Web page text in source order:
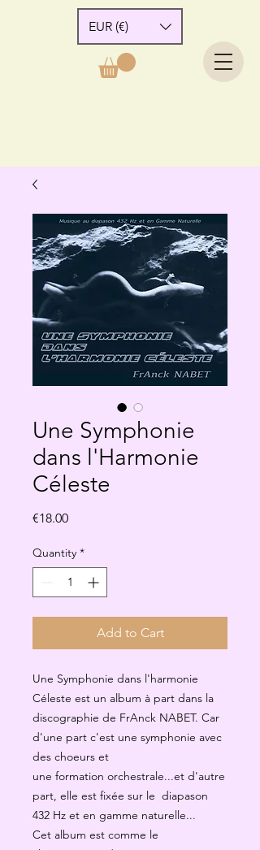
EUR (€)
Une Symphonie
dans l'Harmonie
Céleste
€18.00Price
Quantity *
Add to Cart
Une Symphonie dans l'harmonie
Céleste est un album à part dans la
discographie de FrAnck NABET. Car
d'une part c'est une symphonie avec
des choeurs et
une formation orchestrale...et d'autre
part, elle est fixée sur le diapason
432 Hz et en gamme naturelle...
Cet album est comme le